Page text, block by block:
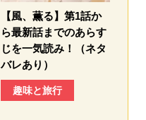
【風、薫る】第1話か
ら最新話までのあらす
じを一気読み！（ネタ
バレあり）
趣味と旅行